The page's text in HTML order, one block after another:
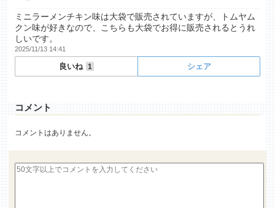
ミニラーメンチキン味は大袋で販売されていますが、トムヤム
クン味が好きなので、こちらも大袋でお得に販売されるとうれ
しいです。
2025/11/13 14:41
良いね 1 シェア
コメント
コメントはありません。